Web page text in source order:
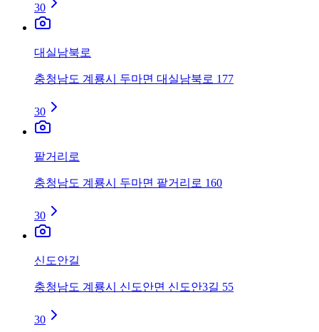
30
대실남북로
충청남도 계룡시 두마면 대실남북로 177
30
팥거리로
충청남도 계룡시 두마면 팥거리로 160
30
신도안길
충청남도 계룡시 신도안면 신도안3길 55
30